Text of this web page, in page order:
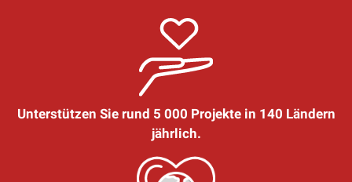
Unterstützen Sie rund 5 000 Projekte in 140 Ländern
jährlich.